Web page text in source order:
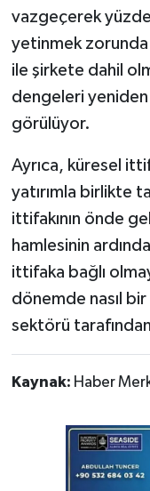
vazgeçerek yüzde
yetinmek zorunda
ile şirkete dahil
dengeleri
görülüyor.
Ayrıca, küresel
yatırımla birlikte
ittifakının önde
hamlesinin
ittifaka bağlı
dönemde nasıl
sektörü
Kaynak: Haber